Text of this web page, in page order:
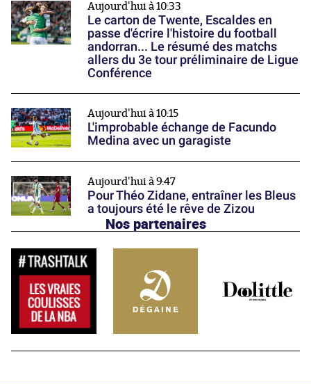
Aujourd'hui à 10:33
Le carton de Twente, Escaldes en
passe d'écrire l'histoire du football
andorran... Le résumé des matchs
allers du 3e tour préliminaire de Ligue
Conférence
Aujourd'hui à 10:15
L'improbable échange de Facundo
Medina avec un garagiste
Aujourd'hui à 9:47
Pour Théo Zidane, entraîner les Bleus
a toujours été le rêve de Zizou
Nos partenaires